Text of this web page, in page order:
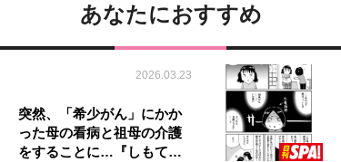
あなたにおすすめ
2026.03.23
突然、「希少がん」にかか
った母の看病と祖母の介護
をすることに…『しもて…